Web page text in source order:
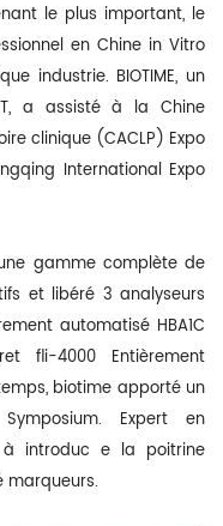
le plus important, le
en Chine in Vitro
industrie. BIOTIME, un
a assisté à la Chine
clinique (CACLP) Expo
International Expo
gamme complète de
et libéré 3 analyseurs
automatisé HBA1C
et fli-4000 Entièrement
biotime apporté un
Expert en
introduc e la poitrine
marqueurs.